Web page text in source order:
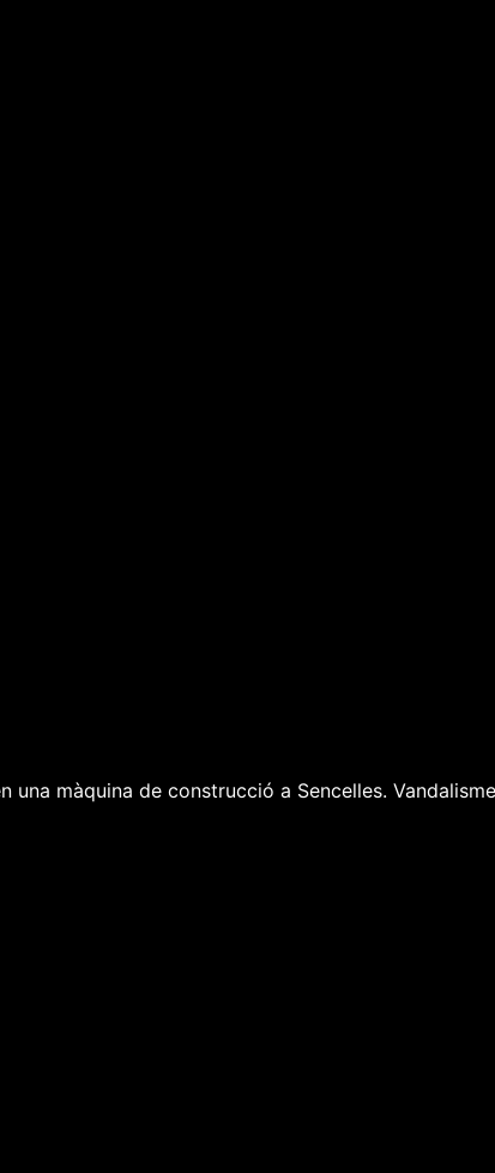
una màquina de construcció a Sencelles.